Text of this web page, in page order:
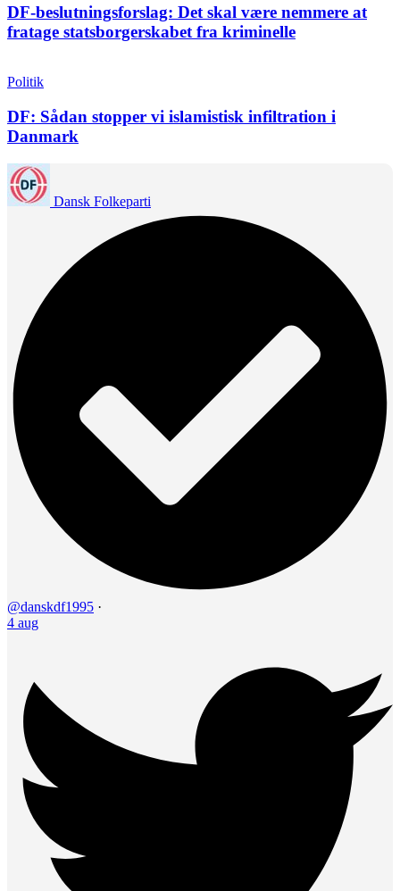
DF-beslutningsforslag: Det skal være nemmere at
fratage statsborgerskabet fra kriminelle
Politik
DF: Sådan stopper vi islamistisk infiltration i
Danmark
Dansk Folkeparti
@danskdf1995 ·
4 aug